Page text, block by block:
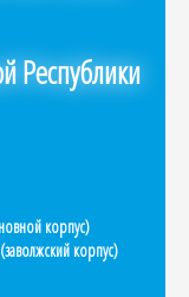
Республики
корпус)
корпус)